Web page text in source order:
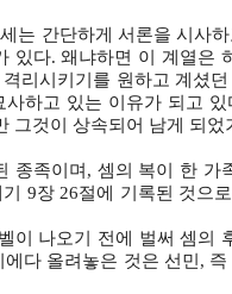
는 간단하게 서론을 시사
있다. 왜냐하면 이 계열은
리시키기를 원하고 계셨
하고 있는 이유가 되고 있
그것이 상속되어 남게 되었
족이며, 셈의 복이 한 가
9장 26절에 기록된 것으
이 나오기 전에 벌써 셈의
다 올려놓은 것은 선민, 즉